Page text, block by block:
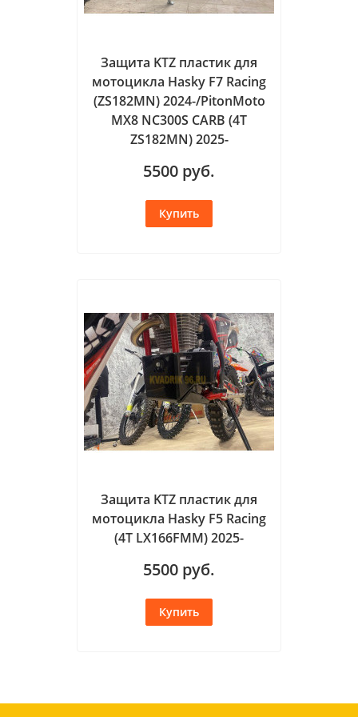
Защита KTZ пластик для
мотоцикла Hasky F7 Racing
(ZS182MN) 2024-/PitonMoto
MX8 NC300S CARB (4T
ZS182MN) 2025-
5500 руб.
Защита KTZ пластик для
мотоцикла Hasky F5 Racing
(4T LX166FMM) 2025-
5500 руб.